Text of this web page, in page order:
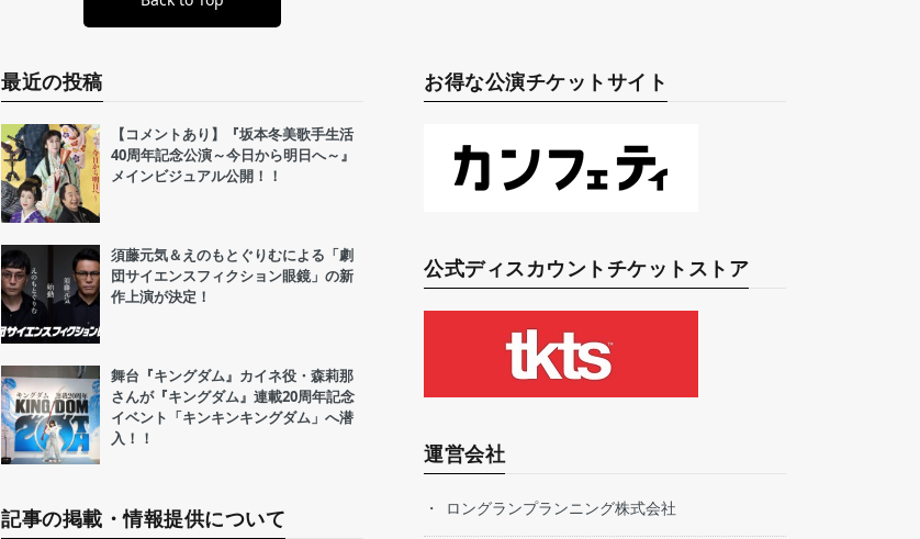
最近の投稿
【コメントあり】『坂本冬美歌手生活
40周年記念公演～今日から明日へ～』
メインビジュアル公開！！
須藤元気＆えのもとぐりむによる「劇
団サイエンスフィクション眼鏡」の新
作上演が決定！
舞台『キングダム』カイネ役・森莉那
さんが『キングダム』連載20周年記念
イベント「キンキンキングダム」へ潜
入！！
記事の掲載・情報提供について
お得な公演チケットサイト
公式ディスカウントチケットストア
運営会社
ロングランプランニング株式会社